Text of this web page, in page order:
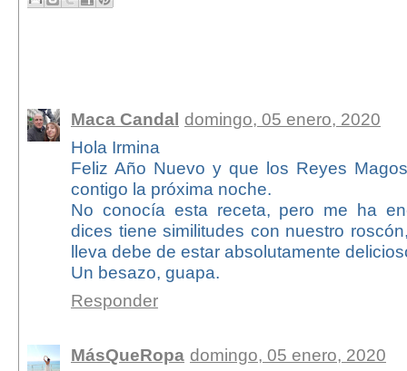
Maca Candal domingo, 05 enero, 2020
Hola Irmina
Feliz Año Nuevo y que los Reyes
contigo la próxima noche.
No conocía esta receta, pero me ha
dices tiene similitudes con nuestro
lleva debe de estar absolutamente
Un besazo, guapa.
Responder
MásQueRopa domingo, 05 enero, 2020